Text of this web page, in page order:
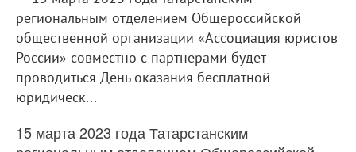
региональным отделением Общероссийской
общественной организации «Ассоциация юристов
России» совместно с партнерами будет
проводиться День оказания бесплатной
юридическ...
15 марта 2023 года Татарстанским